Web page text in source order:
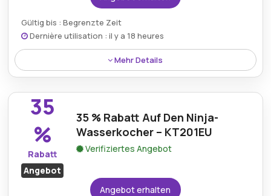
Gültig bis : Begrenzte Zeit
Dernière utilisation : il y a 18 heures
Mehr Details
Abonnieren Sie den Newsletter von Ninja Kitchen und
genießen Sie 7 % Rabatt auf Ihre nächste Bestellung.
Damit erhalten Sie Zugang zu exklusiven Angeboten,
Neuankömmlingen und hilfreichen Tipps, um Ihr
Kocherlebnis zu verbessern.
35
%
Rabatt
Angebot
35 % Rabatt Auf Den Ninja-
Wasserkocher – KT201EU
Verifiziertes Angebot
Angebot erhalten